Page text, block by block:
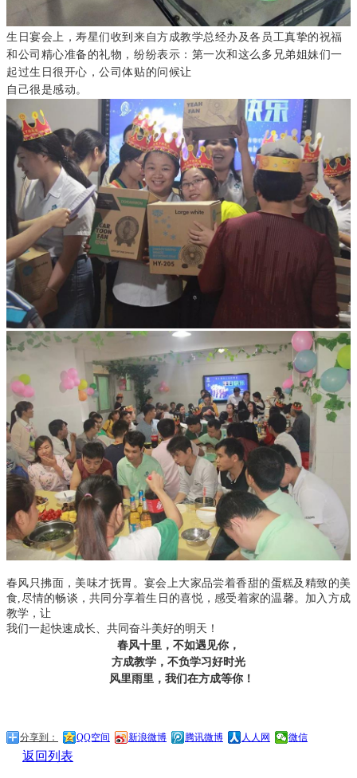
生日宴会上，寿星们收到来自方成教学总经办及各员工真挚的祝福
和公司精心准备的礼物 ，纷纷表示： 第一次和这么多兄弟姐妹们一
起过生日很开心，公司体贴的问候让
自己很是感动。
春风只拂面，美味才抚胃。宴会上大家品尝着香甜的蛋糕及精致的美
食, 尽情的畅谈，共同分享着生日的喜悦，感受着家的温馨。加入方成
教学，让
我们一起快速成长、共同奋斗美好的明天！
春风十里，不如遇见你，
方成教学 ，不负学习 好时光
风里雨里， 我们在方成等你！
分享到： QQ空间 新浪微博 腾讯微博 人人网 微信
返回列表